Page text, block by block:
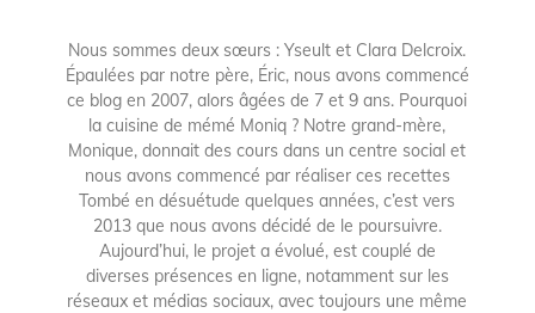
Nous sommes deux sœurs : Yseult et Clara Delcroix.
Épaulées par notre père, Éric, nous avons commencé
ce blog en 2007, alors âgées de 7 et 9 ans. Pourquoi
la cuisine de mémé Moniq ? Notre grand-mère,
Monique, donnait des cours dans un centre social et
nous avons commencé par réaliser ces recettes
Tombé en désuétude quelques années, c’est vers
2013 que nous avons décidé de le poursuivre.
Aujourd’hui, le projet a évolué, est couplé de
diverses présences en ligne, notamment sur les
réseaux et médias sociaux, avec toujours une même